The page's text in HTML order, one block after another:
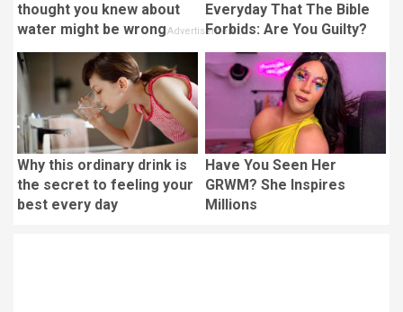
thought you knew about
water might be wrong
Everyday That The Bible
Forbids: Are You Guilty?
Why this ordinary drink is
the secret to feeling your
best every day
Have You Seen Her
GRWM? She Inspires
Millions